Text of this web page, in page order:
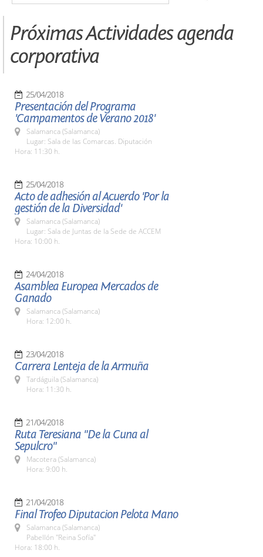
Próximas Actividades agenda
corporativa
25/04/2018
Presentación del Programa
'Campamentos de Verano 2018'
Salamanca (Salamanca)
Lugar: Sala de las Comarcas. Diputación
Hora: 11:30 h.
25/04/2018
Acto de adhesión al Acuerdo 'Por la
gestión de la Diversidad'
Salamanca (Salamanca)
Lugar: Sala de Juntas de la Sede de ACCEM
Hora: 10:00 h.
24/04/2018
Asamblea Europea Mercados de
Ganado
Salamanca (Salamanca)
Hora: 12:00 h.
23/04/2018
Carrera Lenteja de la Armuña
Tardáguila (Salamanca)
Hora: 11:30 h.
21/04/2018
Ruta Teresiana "De la Cuna al
Sepulcro"
Macotera (Salamanca)
Hora: 9:00 h.
21/04/2018
Final Trofeo Diputacion Pelota Mano
Salamanca (Salamanca)
Pabellón "Reina Sofía"
Hora: 18:00 h.